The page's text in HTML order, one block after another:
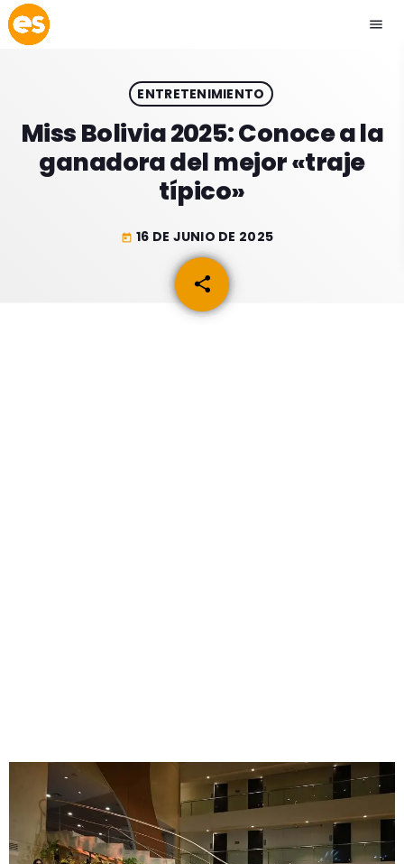
menu
play_arrow EMISIÓN LA PAZ
play_arrow EMISIÓN COCHABAMBA
ENTRETENIMIENTO
Miss Bolivia 2025: Conoce a la
ganadora del mejor «traje
típico»
today 16 DE JUNIO DE 2025
share
email